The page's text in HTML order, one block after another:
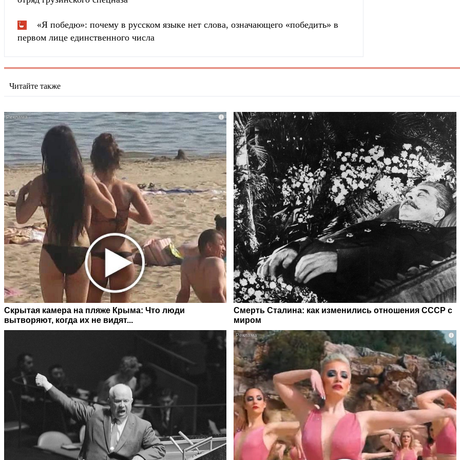
«Я победю»: почему в русском языке нет слова, означающего «победить» в
первом лице единственного числа
Читайте также
i
Скрытая камера на пляже Крыма: Что люди
вытворяют, когда их не видят...
Смерть Сталина: как изменились отношения СССР с
миром
i